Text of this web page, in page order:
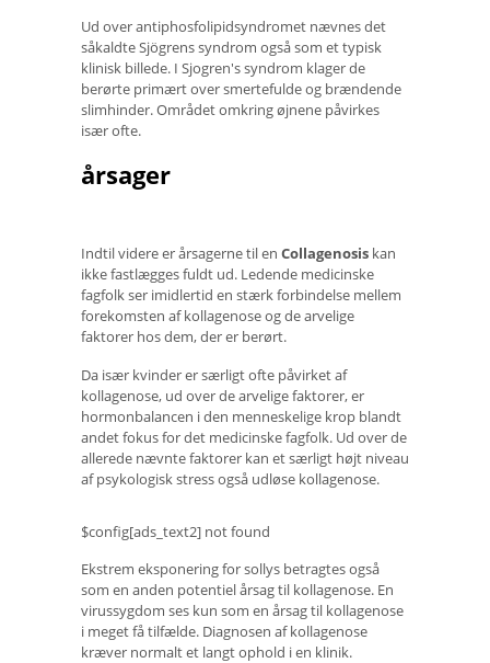
Ud over antiphosfolipidsyndromet nævnes det
såkaldte Sjögrens syndrom også som et typisk
klinisk billede. I Sjogren's syndrom klager de
berørte primært over smertefulde og brændende
slimhinder. Området omkring øjnene påvirkes
især ofte.
årsager
Indtil videre er årsagerne til en Collagenosis kan
ikke fastlægges fuldt ud. Ledende medicinske
fagfolk ser imidlertid en stærk forbindelse mellem
forekomsten af ​​kollagenose og de arvelige
faktorer hos dem, der er berørt.
Da især kvinder er særligt ofte påvirket af
kollagenose, ud over de arvelige faktorer, er
hormonbalancen i den menneskelige krop blandt
andet fokus for det medicinske fagfolk. Ud over de
allerede nævnte faktorer kan et særligt højt niveau
af psykologisk stress også udløse kollagenose.
$config[ads_text2] not found
Ekstrem eksponering for sollys betragtes også
som en anden potentiel årsag til kollagenose. En
virussygdom ses kun som en årsag til kollagenose
i meget få tilfælde. Diagnosen af ​​kollagenose
kræver normalt et langt ophold i en klinik.